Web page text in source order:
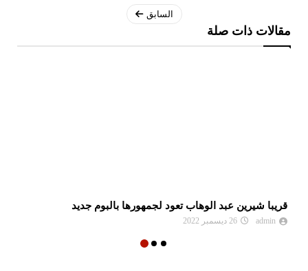
السابق
مقالات ذات صلة
قريبا شيرين عبد الوهاب تعود لجمهورها بالبوم جديد
admin 26 ديسمبر 2022